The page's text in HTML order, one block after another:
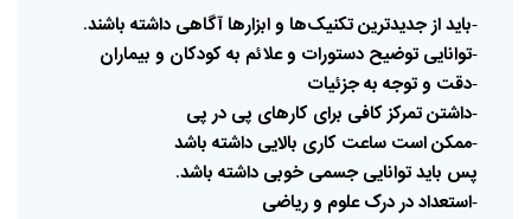
-بایدازجدیدترینتکنیک‌ها وابزارهاآگاهی داشته باشند.
-توانایی توضیح دستورات وعلائم بهکودکان و بیماران
-دقت وتوجه بهجزئیات
-داشتنتمرکزکافی برای کارهای پی در پی
-ممکناست ساعت کاری بالایی داشته باشد
پس بایدتوانایی جسمی خوبی داشته باشد.
-استعداددردرک علوم وریاضی